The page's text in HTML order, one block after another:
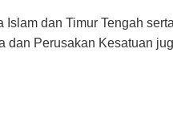
dan Timur Tengah
dan Perusakan Kesatuan